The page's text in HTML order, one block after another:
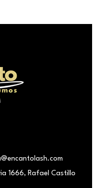
1666, Rafael Castillo